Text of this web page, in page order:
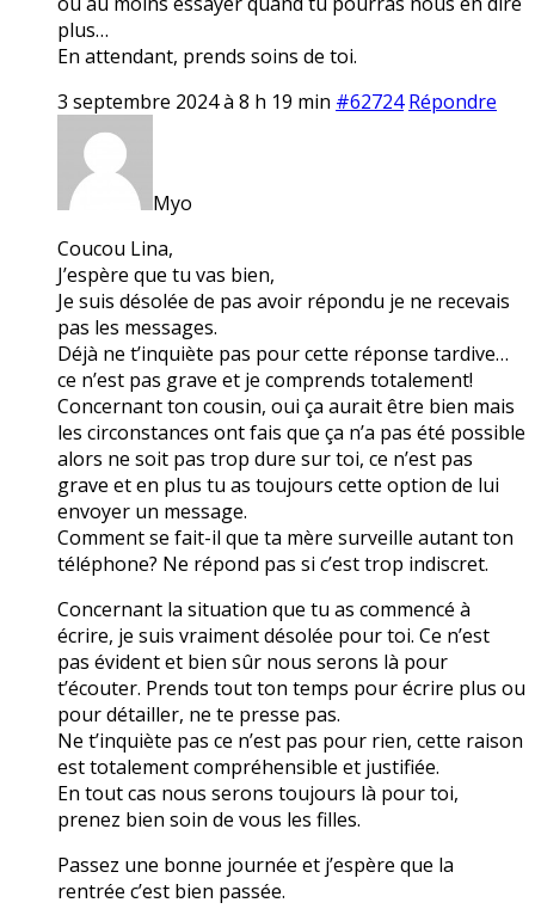
plus…
En attendant, prends soins de toi.
3 septembre 2024 à 8 h 19 min #62724 Répondre
Myo
Coucou Lina,
J’espère que tu vas bien,
Je suis désolée de pas avoir répondu je ne recevais
pas les messages.
Déjà ne t’inquiète pas pour cette réponse tardive…
ce n’est pas grave et je comprends totalement!
Concernant ton cousin, oui ça aurait être bien mais
les circonstances ont fais que ça n’a pas été possible
alors ne soit pas trop dure sur toi, ce n’est pas
grave et en plus tu as toujours cette option de lui
envoyer un message.
Comment se fait-il que ta mère surveille autant ton
téléphone? Ne répond pas si c’est trop indiscret.
Concernant la situation que tu as commencé à
écrire, je suis vraiment désolée pour toi. Ce n’est
pas évident et bien sûr nous serons là pour
t’écouter. Prends tout ton temps pour écrire plus ou
pour détailler, ne te presse pas.
Ne t’inquiète pas ce n’est pas pour rien, cette raison
est totalement compréhensible et justifiée.
En tout cas nous serons toujours là pour toi,
prenez bien soin de vous les filles.
Passez une bonne journée et j’espère que la
rentrée c’est bien passée.